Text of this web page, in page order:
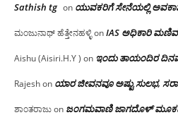
Sathish tg on ಯುವಕರಿಗೆ ಸೇನೆಯಲ್ಲಿ
ಮಂಜುನಾಥ್ ಹೆತ್ತೇನಹಳ್ಳಿonIAS ಅಧಿಕಾರಿ
Aishu (Aisiri.H.Y ) on ಇಂದು ತಾಯಂದಿರ
Rajeshon ಯಾರ ಜೀವನವೂ ಅಷ್ಟು ಸುಲಭ,
ಶಾಂತರಾಜುon ಜಂಗಮವಾಣಿ ಜಾಗದೊಳ್